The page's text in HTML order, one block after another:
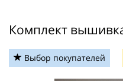
Комплект
Выбор покупателей